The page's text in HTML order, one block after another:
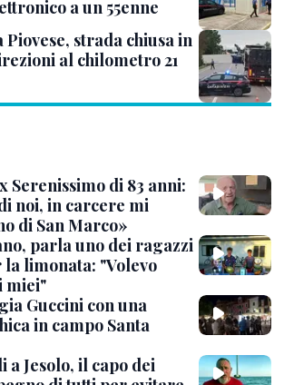
a un 55enne
strada chiusa in
al chilometro 21
di 83 anni:
noi, in carcere mi
di San Marco»
parla uno dei ragazzi
limonata: "Volevo
miei"
Guccini con una
in campo Santa
Jesolo, il capo dei